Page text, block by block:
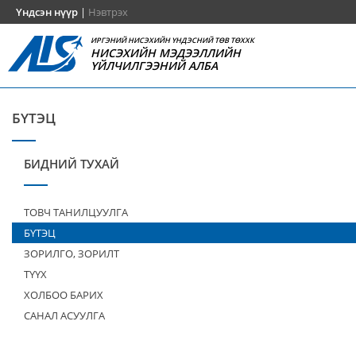
Үндсэн нүүр | Нэвтрэх
ИРГЭНИЙ НИСЭХИЙН ҮНДЭСНИЙ ТӨВ ТӨХХК
НИСЭХИЙН МЭДЭЭЛЛИЙН
ҮЙЛЧИЛГЭЭНИЙ АЛБА
БҮТЭЦ
БИДНИЙ ТУХАЙ
ТОВЧ ТАНИЛЦУУЛГА
БҮТЭЦ
ЗОРИЛГО, ЗОРИЛТ
ТҮҮХ
ХОЛБОО БАРИХ
САНАЛ АСУУЛГА